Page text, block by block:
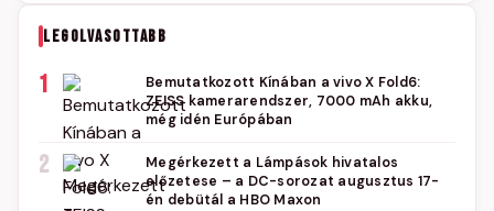
LEGOLVASOTTABB
1
Bemutatkozott Kínában a vivo X Fold6:
ZEISS kamerarendszer, 7000 mAh akku,
még idén Európában
2
Megérkezett a Lámpások hivatalos
előzetese – a DC-sorozat augusztus 17-
én debütál a HBO Maxon